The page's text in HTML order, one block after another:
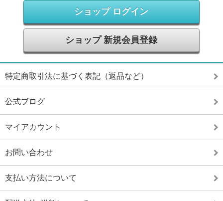
ショップ ログイン
ショップ 新規会員登録
特定商取引法に基づく表記（返品など）
公式ブログ
マイアカウント
お問い合わせ
支払い方法について